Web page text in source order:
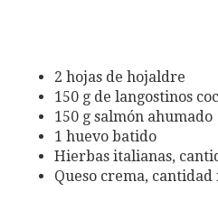
2 hojas de hojaldre
150 g de langostinos
150 g salmón ahumado
1 huevo batido
Hierbas italianas,
Queso crema, cantidad